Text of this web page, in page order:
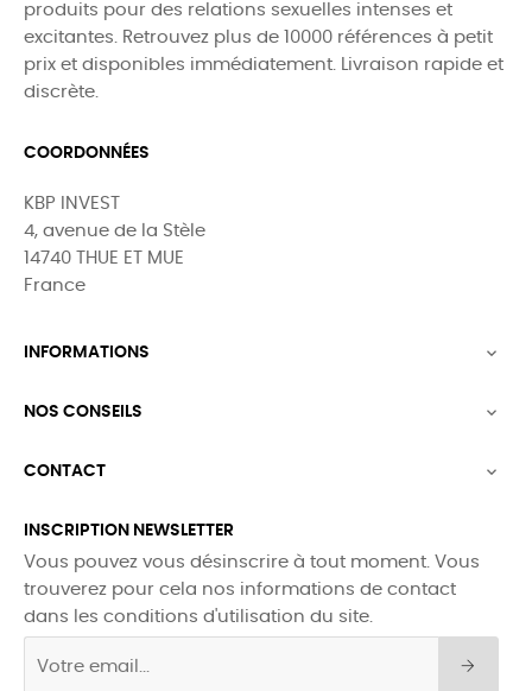
produits pour des relations sexuelles intenses et
excitantes. Retrouvez plus de 10000 références à petit
prix et disponibles immédiatement. Livraison rapide et
discrète.
COORDONNÉES
KBP INVEST
4, avenue de la Stèle
14740 THUE ET MUE
France
INFORMATIONS 
NOS CONSEILS 
CONTACT 
INSCRIPTION NEWSLETTER
Vous pouvez vous désinscrire à tout moment. Vous
trouverez pour cela nos informations de contact
dans les conditions d'utilisation du site.